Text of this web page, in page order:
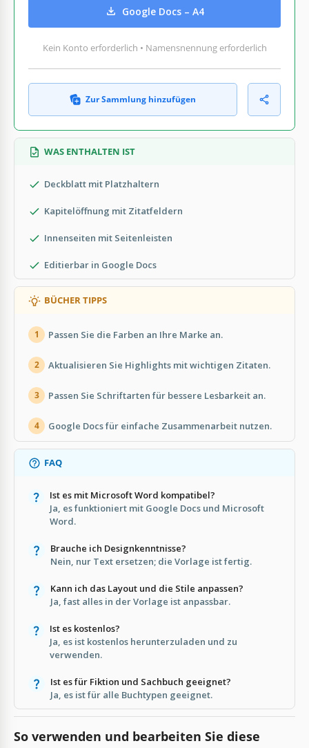
Google Docs – A4
Kein Konto erforderlich • Namensnennung erforderlich
Zur Sammlung hinzufügen
WAS ENTHALTEN IST
Deckblatt mit Platzhaltern
Kapitelöffnung mit Zitatfeldern
Innenseiten mit Seitenleisten
Editierbar in Google Docs
BÜCHER TIPPS
1 Passen Sie die Farben an Ihre Marke an.
2 Aktualisieren Sie Highlights mit wichtigen Zitaten.
3 Passen Sie Schriftarten für bessere Lesbarkeit an.
4 Google Docs für einfache Zusammenarbeit nutzen.
FAQ
Ist es mit Microsoft Word kompatibel?
Ja, es funktioniert mit Google Docs und Microsoft
Word.
Brauche ich Designkenntnisse?
Nein, nur Text ersetzen; die Vorlage ist fertig.
Kann ich das Layout und die Stile anpassen?
Ja, fast alles in der Vorlage ist anpassbar.
Ist es kostenlos?
Ja, es ist kostenlos herunterzuladen und zu
verwenden.
Ist es für Fiktion und Sachbuch geeignet?
Ja, es ist für alle Buchtypen geeignet.
So verwenden und bearbeiten Sie diese